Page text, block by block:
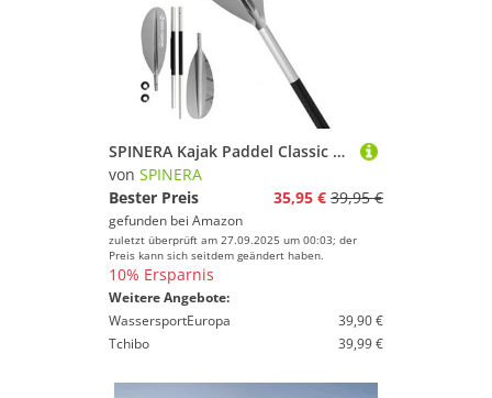
SPINERA Kajak Paddel Classic 240cm – 4-teilig, Aluminium Schaft, PP+40% FG Schlagblatt, zerlegbar & leicht – für Einsteiger & Fortgeschrittene– Farbe Grey – Robustes Allround Paddle
von SPINERA
Bester Preis
35,95 € 39,95 €
gefunden bei Amazon
zuletzt überprüft am 27.09.2025 um 00:03; der
Preis kann sich seitdem geändert haben.
10% Ersparnis
Weitere Angebote:
WassersportEuropa
39,90 €
Tchibo
39,99 €